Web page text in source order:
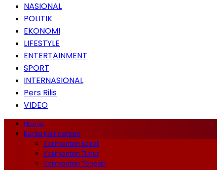
NASIONAL
POLITIK
EKONOMI
LIFESTYLE
ENTERTAINMENT
SPORT
INTERNASIONAL
Pers Rilis
VIDEO
Home
Berita Kalimantan
Kalimantan Barat
Kalimantan Timur
Kalimantan Tengah